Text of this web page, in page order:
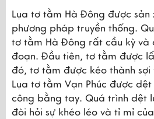
Lụa tơ tằm Hà Đông được sản
phương pháp truyền thống.
tơ tằm Hà Đông rất cầu kỳ và
đoạn. Đầu tiên, tơ tằm được
đó, tơ tằm được kéo thành
Lụa tơ tằm Vạn Phúc được
công bằng tay. Quá trình dệt
đòi hỏi sự khéo léo và tỉ mỉ